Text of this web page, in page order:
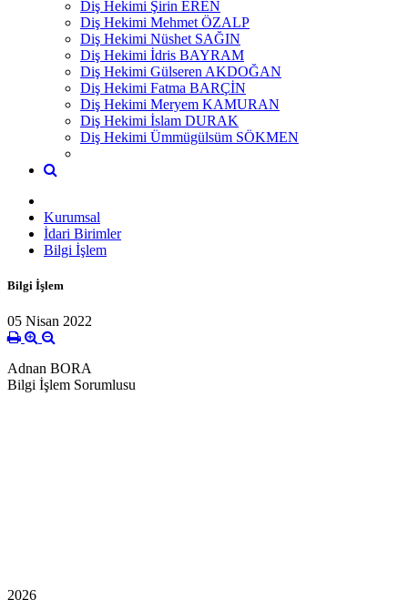
Diş Hekimi Şirin EREN
Diş Hekimi Mehmet ÖZALP
Diş Hekimi Nüshet SAĞIN
Diş Hekimi İdris BAYRAM
Diş Hekimi Gülseren AKDOĞAN
Diş Hekimi Fatma BARÇİN
Diş Hekimi Meryem KAMURAN
Diş Hekimi İslam DURAK
Diş Hekimi Ümmügülsüm SÖKMEN
Kurumsal
İdari Birimler
Bilgi İşlem
Bilgi İşlem
05 Nisan 2022
Adnan BORA
Bilgi İşlem Sorumlusu
2026